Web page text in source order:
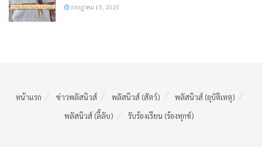
กรกฎาคม 15, 2025
หน้าแรก ข่าวพลัสนิวส์ พลัสนิวส์ (สัตว์)
พลัสนิวส์ (อุบัติเหตุ)
พลัสนิวส์ (ลี้ลับ)
รับร้องเรียน (ร้องทุกข์)